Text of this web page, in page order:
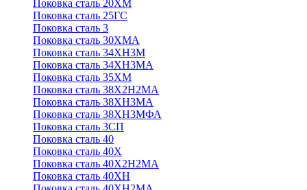
Поковка сталь 20ХМ
Поковка сталь 25ГС
Поковка сталь 3
Поковка сталь 30ХМА
Поковка сталь 34ХН3М
Поковка сталь 34ХН3МА
Поковка сталь 35ХМ
Поковка сталь 38Х2Н2МА
Поковка сталь 38ХН3МА
Поковка сталь 38ХН3МФА
Поковка сталь 3СП
Поковка сталь 40
Поковка сталь 40Х
Поковка сталь 40Х2Н2МА
Поковка сталь 40ХН